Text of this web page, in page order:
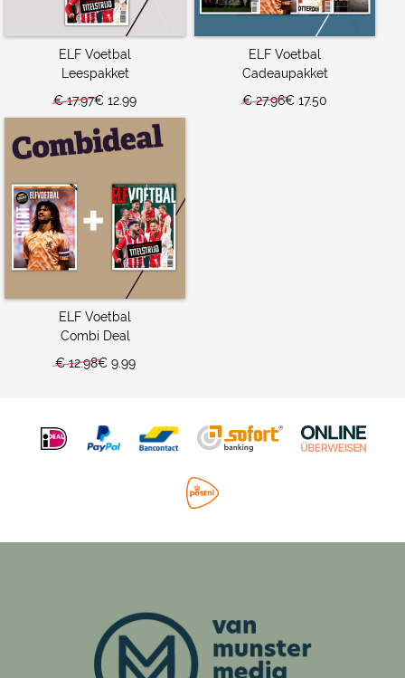
ELF Voetbal
Leespakket
€ 17.97€ 12.99
ELF Voetbal
Cadeaupakket
€ 27.96€ 17.50
ELF Voetbal
Combi Deal
€ 12.98€ 9.99